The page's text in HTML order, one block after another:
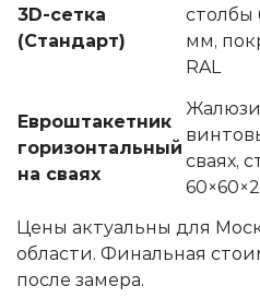
3D-сетка
(Стандарт)
столбы
мм,
RAL
Евроштакетник
горизонтальный
на сваях
сваях,
Цены актуальны для
области. Финальная
после замера.